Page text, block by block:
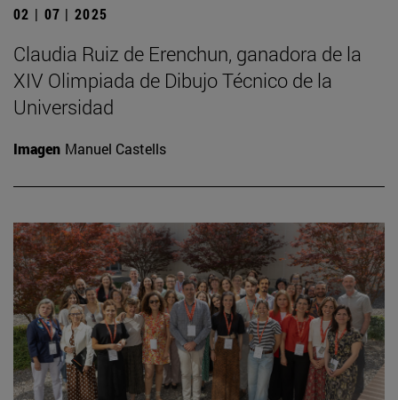
02 | 07 | 2025
Claudia Ruiz de Erenchun, ganadora de la
XIV Olimpiada de Dibujo Técnico de la
Universidad
Imagen Manuel Castells